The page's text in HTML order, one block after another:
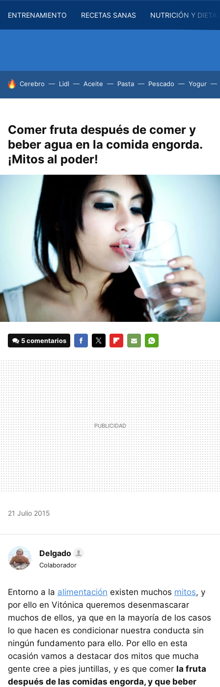
ENTRENAMIENTO RECETAS SANAS NUTRICIÓN Y
HOY SE HABLA DE
Cerebro Lidl Aceite Pasta Pescado Yogur
Comer fruta después de comer y
beber agua en la comida engorda.
¡Mitos al poder!
5 comentarios
MAIL
21 Julio 2015
Delgado
Colaborador
Entorno a la alimentación existen muchos mitos, y
por ello en Vitónica queremos desenmascarar
muchos de ellos, ya que en la mayoría de los casos
lo que hacen es condicionar nuestra conducta sin
ningún fundamento para ello. Por ello en esta
ocasión vamos a destacar dos mitos que mucha
gente cree a pies juntillas, y es que comer la fruta
después de las comidas engorda, y que beber